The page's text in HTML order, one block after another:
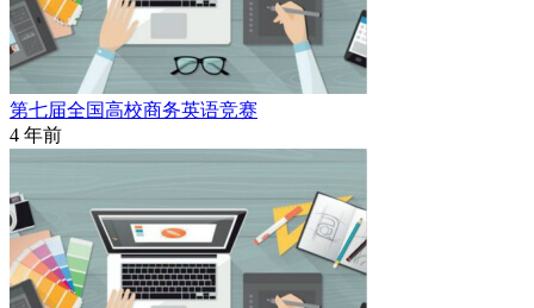
第七届全国高校商务英语竞赛
4 年前